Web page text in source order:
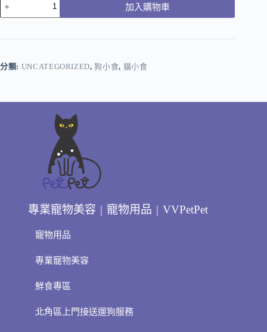
加入購物車
分類: UNCATEGORIZED,狗小食, 貓小食
專業寵物美容 | 寵物用品 | VVPetPet
寵物用品
專業寵物美容
鮮食專區
北角區上門接送遛狗服務